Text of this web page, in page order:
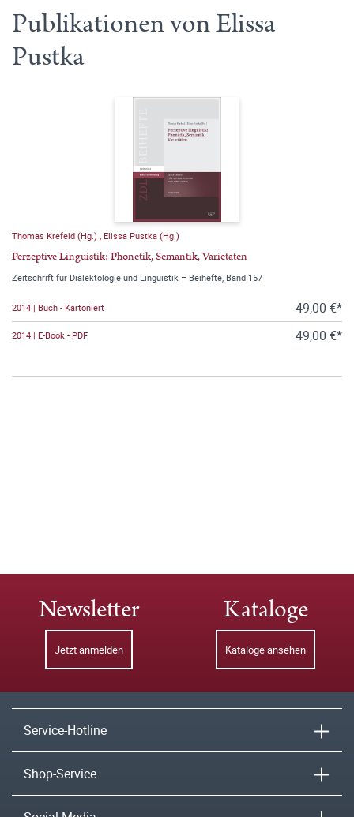
Publikationen von Elissa
Pustka
Thomas Krefeld (Hg.) Elissa Pustka (Hg.)
Perzeptive Linguistik: Phonetik, Semantik, Varietäten
Zeitschrift für Dialektologie und Linguistik – Beihefte, Band 157
2014 | Buch - Kartoniert 49,00 €*
2014 | E-Book - PDF 49,00 €*
Newsletter
Jetzt anmelden
Kataloge
Kataloge ansehen
Service-Hotline
Shop-Service